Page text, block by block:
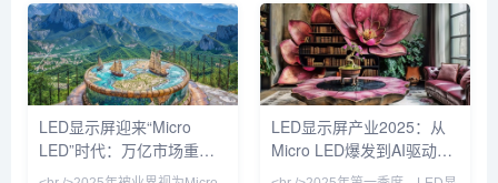
同时展示了基于Micro LED技术
的全新产品线，像素间距首次突
破P0.3以下，亮度达到10000尼
特，对比度提升至理论极限。更
令人振奋的是，中国企业利亚德
与晶电合作的Micro LED量产线
正式投产，成本较去年下降
40%，这标志着Micro LED从
亿美元，同比增长23.7%。这背
后的核心驱动力，来自Mini
LED和Micro LED技术的商业化
落地彻底打破了传统小间距LED
的天花板。利亚德、洲明科技、
艾比森等头部企业相继推出P0.3
以下超微间距产品，将LED显示
屏从“远观巨幕”推向“近触视界”
LED显示屏迎来“Micro
LED”时代：万亿市场重塑
视觉革命
LED显示屏产业2025：从
Micro LED爆发到AI驱动的
户外媒体革命